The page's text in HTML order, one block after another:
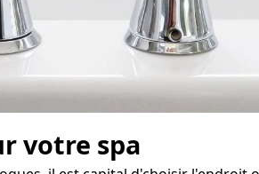
votre spa